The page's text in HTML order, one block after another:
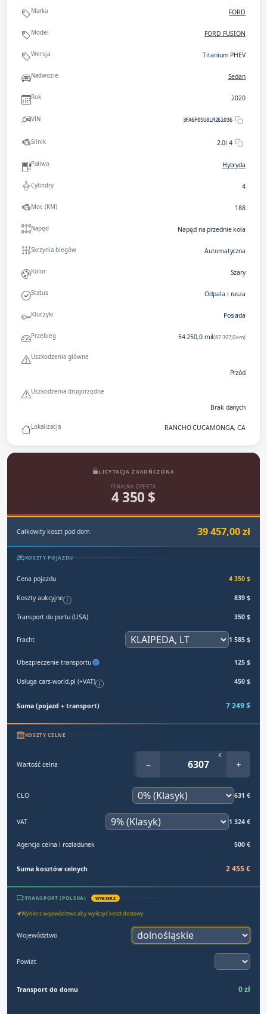
Marka FORD
Model FORD FUSION
Wersja Titanium PHEV
Nadwozie Sedan
Rok 2020
VIN 3FA6P0SU8LR261036
Silnik 2.0l 4
Paliwo Hybryda
Cylindry 4
Moc (KM) 188
Napęd Napęd na przednie koła
Skrzynia biegów Automatyczna
Kolor Szary
Status Odpala i rusza
Kluczyki Posiada
Przebieg 54 250,0 mil(87 307,0 km)
Uszkodzenia główne
Przód
Uszkodzenia drugorzędne
Brak danych
Lokalizacja RANCHO CUCAMONGA, CA
LICYTACJA ZAKOŃCZONA
FINALNA OFERTA
4 350 $
Całkowity koszt pod dom 39 457,00 zł
KOSZTY POJAZDU
Cena pojazdu 4 350 $
Koszty aukcyjne 839 $
Transport do portu (USA) 350 $
Fracht 1 585 $
Ubezpieczenie transportu 125 $
Usługa cars-world.pl (+VAT) 450 $
Suma (pojazd + transport) 7 249 $
KOSZTY CELNE
Wartość celna −
€
+
CŁO 631 €
VAT 1 324 €
Agencja celna i rozładunek 500 €
Suma kosztów celnych 2 455 €
TRANSPORT (POLSKA) WYBIERZ
Wybierz województwo aby wyliczyć koszt dostawy
Województwo
Powiat
Transport do domu 0 zł